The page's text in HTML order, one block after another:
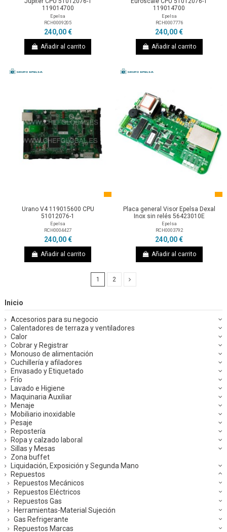
119014700
Epelsa
RCH0009205
240,00 €
Añadir al carrito
119014700
Epelsa
RCH0007776
240,00 €
Añadir al carrito
Urano V4 119015600 CPU
51012076-1
Epelsa
RCH0004427
240,00 €
Añadir al carrito
Placa general Visor Epelsa Dexal
Inox sin relés 56423010E
Epelsa
RCH0003792
240,00 €
Añadir al carrito
1 2
Inicio
Accesorios para su negocio
Calentadores de terraza y ventiladores
Calor
Cobrar y Registrar
Monouso de alimentación
Cuchillería y afiladores
Envasado y Etiquetado
Frío
Lavado e Higiene
Maquinaria Auxiliar
Menaje
Mobiliario inoxidable
Pesaje
Repostería
Ropa y calzado laboral
Sillas y Mesas
Zona buffet
Liquidación, Exposición y Segunda Mano
Repuestos
Repuestos Mecánicos
Repuestos Eléctricos
Repuestos Gas
Herramientas-Material Sujeción
Gas Refrigerante
Repuestos Marcas